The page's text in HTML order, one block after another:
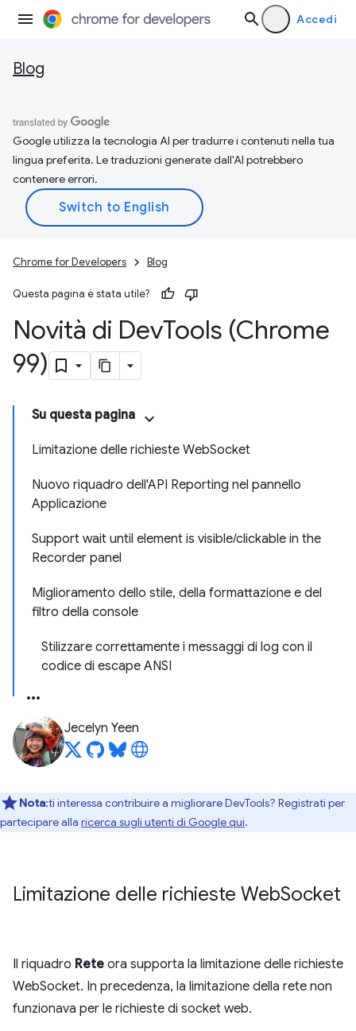
Accedi
Blog
Google utilizza la tecnologia AI per tradurre i contenuti nella tua
lingua preferita. Le traduzioni generate dall'AI potrebbero
contenere errori.
Chrome for Developers Blog
Questa pagina è stata utile?
Novità di DevTools (Chrome
99)
Su questa pagina
Limitazione delle richieste WebSocket
Nuovo riquadro dell'API Reporting nel pannello
Applicazione
Support wait until element is visible/clickable in the
Recorder panel
Miglioramento dello stile, della formattazione e del
filtro della console
Stilizzare correttamente i messaggi di log con il
codice di escape ANSI
Jecelyn Yeen
Nota:ti interessa contribuire a migliorare DevTools? Registrati per
partecipare alla ricerca sugli utenti di Google qui.
Limitazione delle richieste WebSocket
Il riquadro Rete ora supporta la limitazione delle richieste
WebSocket. In precedenza, la limitazione della rete non
funzionava per le richieste di socket web.